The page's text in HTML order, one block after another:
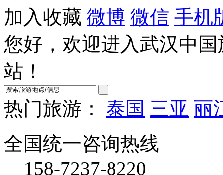
加入收藏 微博 微信 手机
您好，欢迎进入武汉中
站！
热门旅游：
泰国 三亚 丽
全国统一咨询热线
158-7237-8220